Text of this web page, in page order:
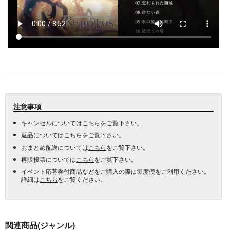
注意事項
キャンセルについては こちらをご覧下さい。
返品については こちらをご覧下さい。
おまとめ配送については こちらをご覧下さい。
再販投票については こちらをご覧下さい。
イベント応募券付商品などをご購入の際は毎度便をご利用ください。
詳細は こちらをご覧ください。
関連商品(ジャンル)